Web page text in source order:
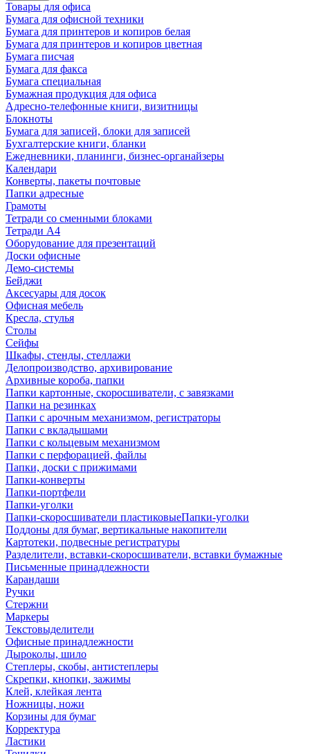
Товары для офиса
Бумага для офисной техники
Бумага для принтеров и копиров белая
Бумага для принтеров и копиров цветная
Бумага писчая
Бумага для факса
Бумага специальная
Бумажная продукция для офиса
Адресно-телефонные книги, визитницы
Блокноты
Бумага для записей, блоки для записей
Бухгалтерские книги, бланки
Ежедневники, планинги, бизнес-органайзеры
Календари
Конверты, пакеты почтовые
Папки адресные
Грамоты
Тетради со сменными блоками
Тетради А4
Оборудование для презентаций
Доски офисные
Демо-системы
Бейджи
Аксесуары для досок
Офисная мебель
Кресла, стулья
Столы
Сейфы
Шкафы, стенды, стеллажи
Делопроизводство, архивирование
Архивные короба, папки
Папки картонные, скоросшиватели, с завязками
Папки на резинках
Папки с арочным механизмом, регистраторы
Папки с вкладышами
Папки с кольцевым механизмом
Папки с перфорацией, файлы
Папки, доски с прижимами
Папки-конверты
Папки-портфели
Папки-уголки
Папки-скоросшиватели пластиковыеПапки-уголки
Поддоны для бумаг, вертикальные накопители
Картотеки, подвесные регистратуры
Разделители, вставки-скоросшиватели, вставки бумажные
Письменные принадлежности
Карандаши
Ручки
Стержни
Маркеры
Текстовыделители
Офисные принадлежности
Дыроколы, шило
Степлеры, скобы, антистеплеры
Скрепки, кнопки, зажимы
Клей, клейкая лента
Ножницы, ножи
Корзины для бумаг
Корректура
Ластики